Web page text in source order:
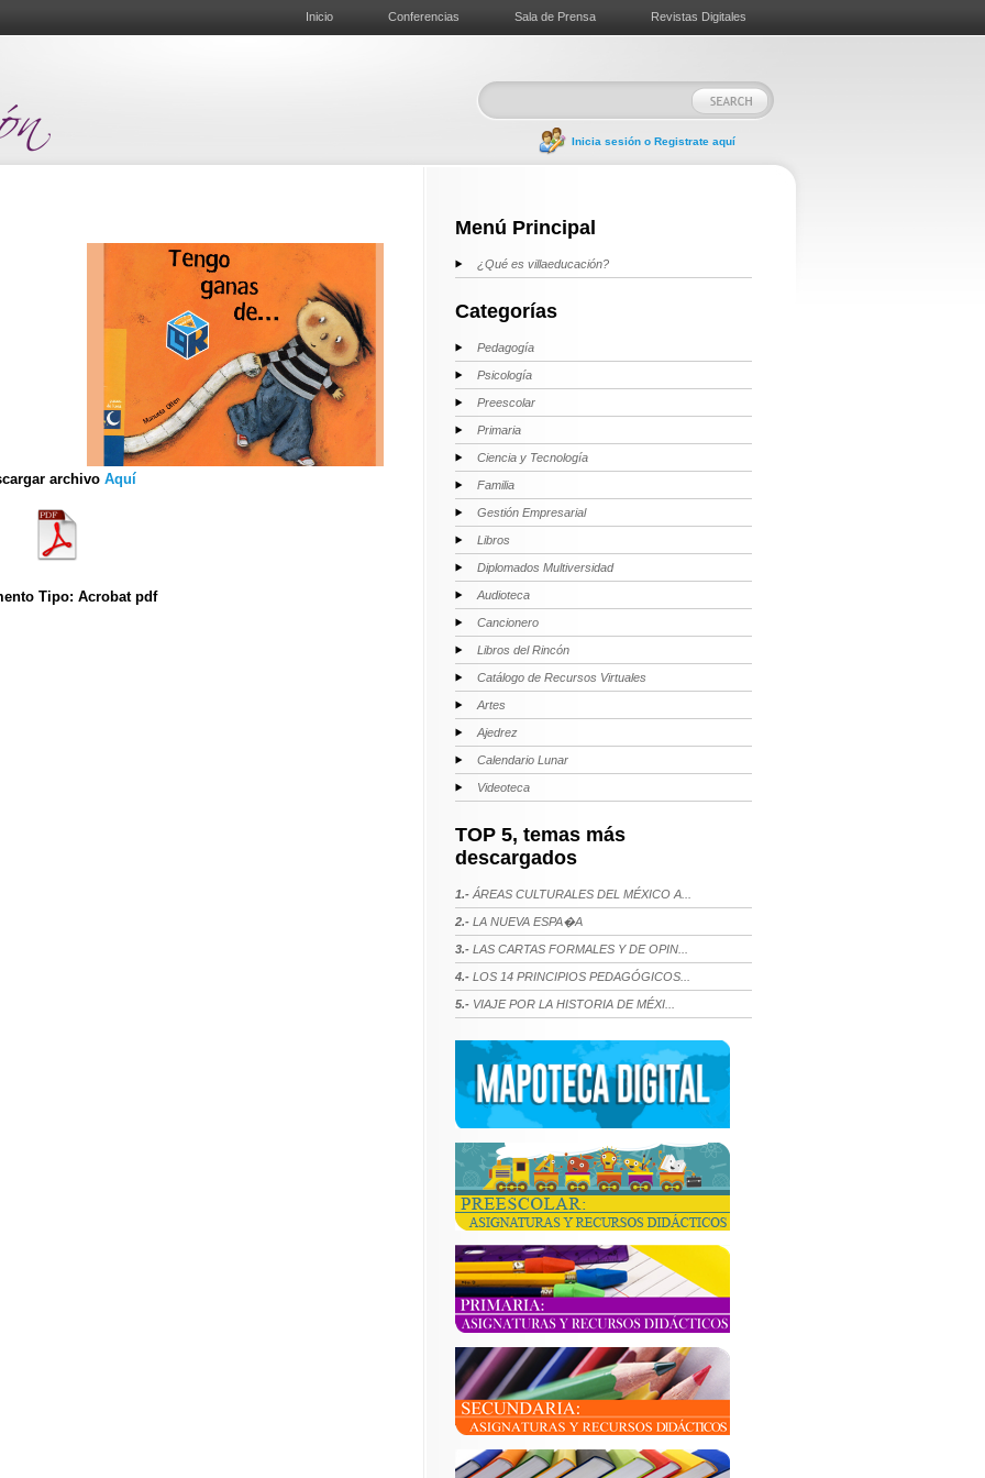
Inicio Conferencias Sala de Prensa Revistas Digitales
Inicia sesión o Registrate aquí
archivo Aquí
Tipo: Acrobat pdf
Menú Principal
¿Qué es villaeducación?
Categorías
Pedagogía
Psicología
Preescolar
Primaria
Ciencia y Tecnología
Familia
Gestión Empresarial
Libros
Diplomados Multiversidad
Audioteca
Cancionero
Libros del Rincón
Catálogo de Recursos Virtuales
Artes
Ajedrez
Calendario Lunar
Videoteca
TOP 5, temas más
descargados
1.- ÁREAS CULTURALES DEL MÉXICO A...
2.- LA NUEVA ESPA�A
3.- LAS CARTAS FORMALES Y DE OPIN...
4.- LOS 14 PRINCIPIOS PEDAGÓGICOS...
5.- VIAJE POR LA HISTORIA DE MÉXI...